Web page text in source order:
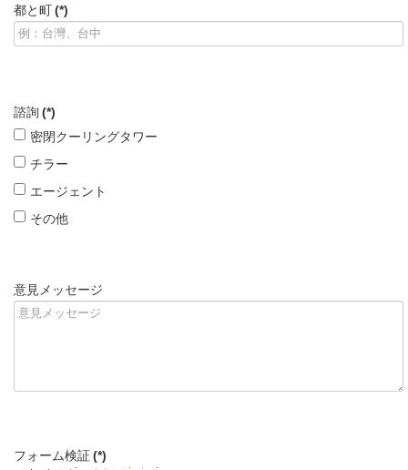
都と町(*)
諮詢 (*)
密閉クーリングタワー
チラー
エージェント
その他
意見メッセージ
フォーム検証(*)